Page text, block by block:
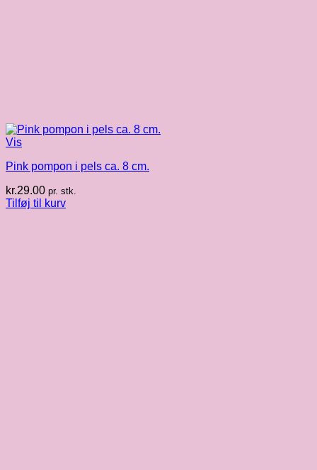
Vis
Pink pompon i pels ca. 8 cm.
kr.29.00 pr. stk.
Tilføj til kurv